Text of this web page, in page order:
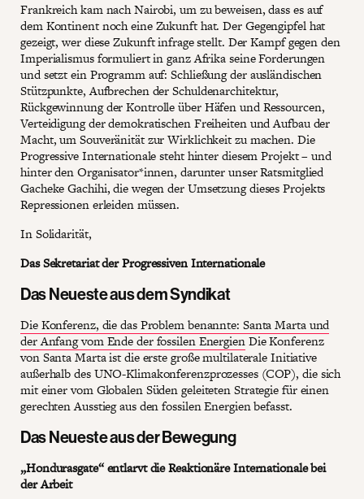
Frankreich kam nach Nairobi, um zu beweisen, dass es auf
dem Kontinent noch eine Zukunft hat. Der Gegengipfel hat
gezeigt, wer diese Zukunft infrage stellt. Der Kampf gegen den
Imperialismus formuliert in ganz Afrika seine Forderungen
und setzt ein Programm auf: Schließung der ausländischen
Stützpunkte, Aufbrechen der Schuldenarchitektur,
Rückgewinnung der Kontrolle über Häfen und Ressourcen,
Verteidigung der demokratischen Freiheiten und Aufbau der
Macht, um Souveränität zur Wirklichkeit zu machen. Die
Progressive Internationale steht hinter diesem Projekt – und
hinter den Organisator*innen, darunter unser Ratsmitglied
Gacheke Gachihi, die wegen der Umsetzung dieses Projekts
Repressionen erleiden müssen.
In Solidarität,
Das Sekretariat der Progressiven Internationale
Das Neueste aus dem Syndikat
Die Konferenz, die das Problem benannte: Santa Marta und
der Anfang vom Ende der fossilen EnergienDie Konferenz
von Santa Marta ist die erste große multilaterale Initiative
außerhalb des UNO-Klimakonferenzprozesses (COP), die sich
mit einer vom Globalen Süden geleiteten Strategie für einen
gerechten Ausstieg aus den fossilen Energien befasst.
Das Neueste aus der Bewegung
„Hondurasgate“ entlarvt die Reaktionäre Internationale bei
der Arbeit